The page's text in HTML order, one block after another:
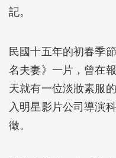
記。
民國十五年的初春季
名夫妻》一片，曾在
天就有一位淡妝素服
入明星影片公司導演
徵。